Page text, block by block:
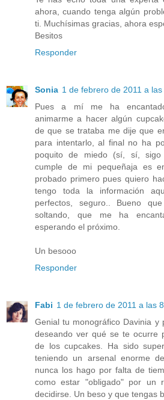
ahora, cuando tenga algún
ti. Muchísimas gracias, ahora
Besitos
Responder
Sonia 1 de febrero de 2011 a las
Pues a mí me ha
animarme a hacer algún
de que se trataba me dije que
para intentarlo, al final no ha
poquito de miedo (sí, sí, sigo
cumple de mi pequeñaja es
probado primero pues quiero
tengo toda la información
perfectos, seguro.. Bueno
soltando, que me ha
esperando el próximo.
Un besooo
Responder
Fabi 1 de febrero de 2011 a las
Genial tu monográfico Davinia y
deseando ver qué se te ocurre
de los cupcakes. Ha sido
teniendo un arsenal enorme
nunca los hago por falta de
como estar "obligado" por un
decidirse. Un beso y que tengas